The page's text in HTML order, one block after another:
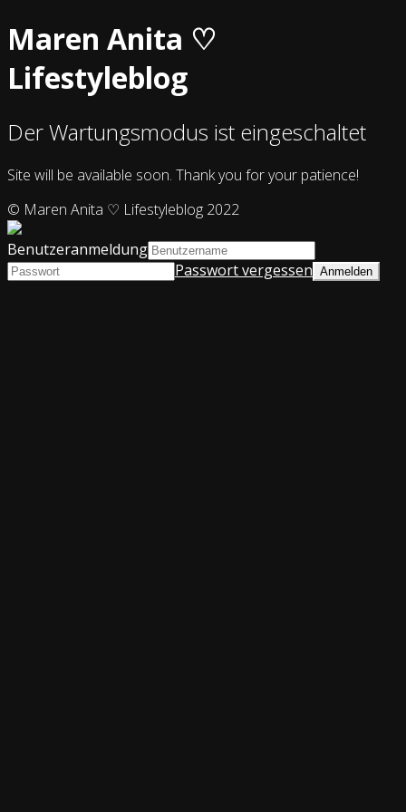
Maren Anita ♡
Lifestyleblog
Der Wartungsmodus ist eingeschaltet
Site will be available soon. Thank you for your patience!
© Maren Anita ♡ Lifestyleblog 2022
Benutzeranmeldung
Passwort vergessen